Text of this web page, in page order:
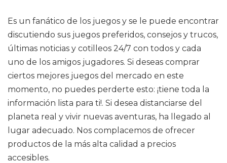
Es un fanático de los juegos y se le puede encontrar
discutiendo sus juegos preferidos, consejos y trucos,
últimas noticias y cotilleos 24/7 con todos y cada
uno de los amigos jugadores. Si deseas comprar
ciertos mejores juegos del mercado en este
momento, no puedes perderte esto: ¡tiene toda la
información lista para ti!. Si desea distanciarse del
planeta real y vivir nuevas aventuras, ha llegado al
lugar adecuado. Nos complacemos de ofrecer
productos de la más alta calidad a precios
accesibles.